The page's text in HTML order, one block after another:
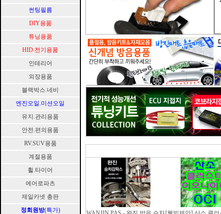
썬팅필름
DIY용품
튜닝용품
HID.전기용품
인테리어
외장용품
블랙박스.네비
엔진오일.미션오일
유지.관리용품
안전.편의용품
RV.SUV용품
계절용품
휠.타이어
에어로파츠
제일카넷 총판
정회원방(특가)